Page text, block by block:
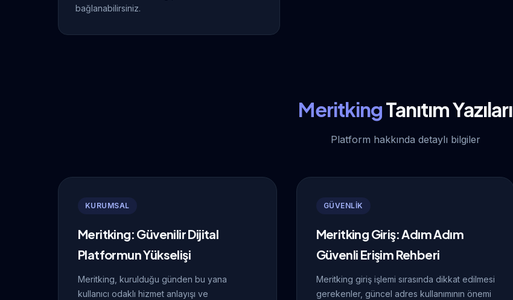
bağlanabilirsiniz.
MeritkingTanıtım Yazıları
Platform hakkında detaylı bilgiler
KURUMSAL
Meritking: Güvenilir Dijital
Platformun Yükselişi
Meritking, kurulduğu günden bu yana
kullanıcı odaklı hizmet anlayışı ve
GÜVENLİK
Meritking Giriş: Adım Adım
Güvenli Erişim Rehberi
Meritking giriş işlemi sırasında dikkat edilmesi
gerekenler, güncel adres kullanımının önemi